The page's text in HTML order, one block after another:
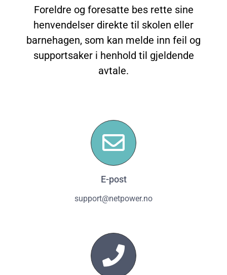
Foreldre og foresatte bes rette sine
henvendelser direkte til skolen eller
barnehagen, som kan melde inn feil og
supportsaker i henhold til gjeldende
avtale.
E-post
support@netpower.no